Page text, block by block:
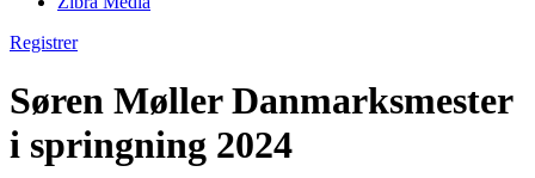
Registrer
Søren Møller Danmarksmester
i springning 2024